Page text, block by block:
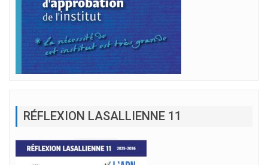
RÉFLEXION LASALLIENNE 11